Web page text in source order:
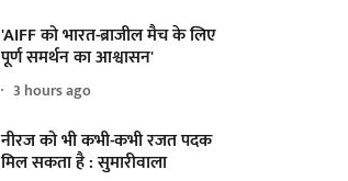
'AIFF को भारत-ब्राजील मैच के लिए
पूर्ण समर्थन का आश्वासन'
3 hours ago
नीरज को भी कभी-कभी रजत पदक
मिल सकता है : सुमारीवाला